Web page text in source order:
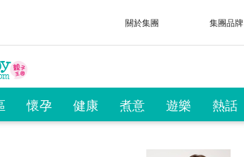
關於集團 集團品牌
懷孕 健康 煮意 遊樂 熱話